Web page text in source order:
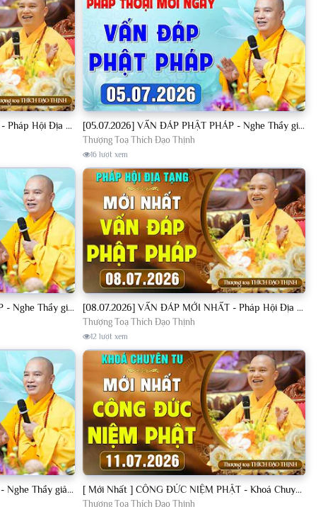
[04.07.2026] VẤN ĐÁP MỚI NHẤT - Pháp Hội Địa Tạng Chùa Khai Nguyên | TT. Thích Đạo Thịnh [05.07.2026] VẤN ĐÁP PHẬT PHÁP - Nghe Thầy giảng Pháp mỗi ngày CÔNG ĐỨC VÔ LƯỢNG│TT. Thích Đạo Thịnh
Thượng Toạ Thích Đạo Thịnh
16 lượt xem
[08.07.2026] VẤN ĐÁP PHẬT PHÁP - Nghe Thầy giảng Pháp mỗi ngày CÔNG ĐỨC VÔ LƯỢNG│TT. Thích Đạo Thịnh [08.07.2026] VẤN ĐÁP MỚI NHẤT - Pháp Hội Địa Tạng Chùa Khai Nguyên | TT. Thích Đạo Thịnh
Thượng Toạ Thích Đạo Thịnh
12 lượt xem
[11.07.2026] VẤN ĐÁP PHẬT PHÁP - Nghe Thầy giảng Pháp mỗi ngày CÔNG ĐỨC VÔ LƯỢNG│TT. Thích Đạo Thịnh [ Mới Nhất ] CÔNG ĐỨC NIỆM PHẬT - Khoá Chuyên Tu Chùa Khai Nguyên 11/07/2026 | TT. Thích Đạo Thịnh
Thượng Toạ Thích Đạo Thịnh